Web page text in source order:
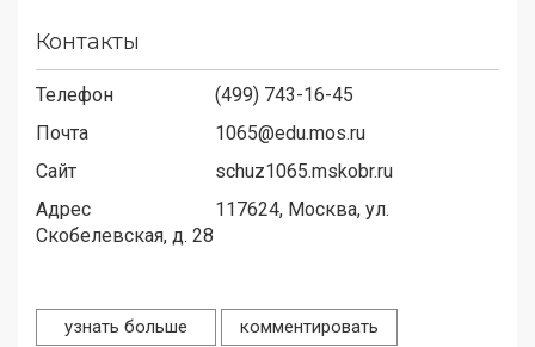
Контакты
Телефон
(499) 743-16-45
Почта
1065@edu.mos.ru
Сайт
schuz1065.mskobr.ru
Адрес
117624, Москва, ул.
Скобелевская, д. 28
узнать больше комментировать